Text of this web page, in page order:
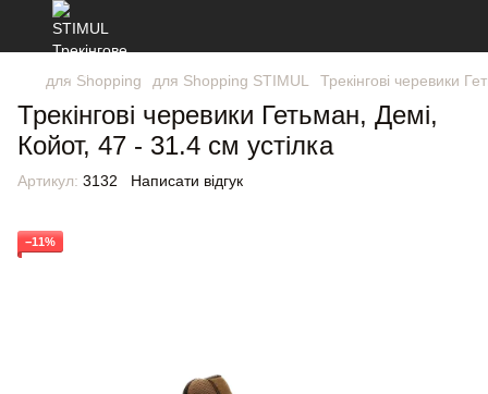
для Shopping для Shopping STIMUL Трекінгові черевики
Трекінгові черевики Гетьман, Демі,
Койот, 47 - 31.4 см устілка
Артикул: 3132 Написати відгук
−11%